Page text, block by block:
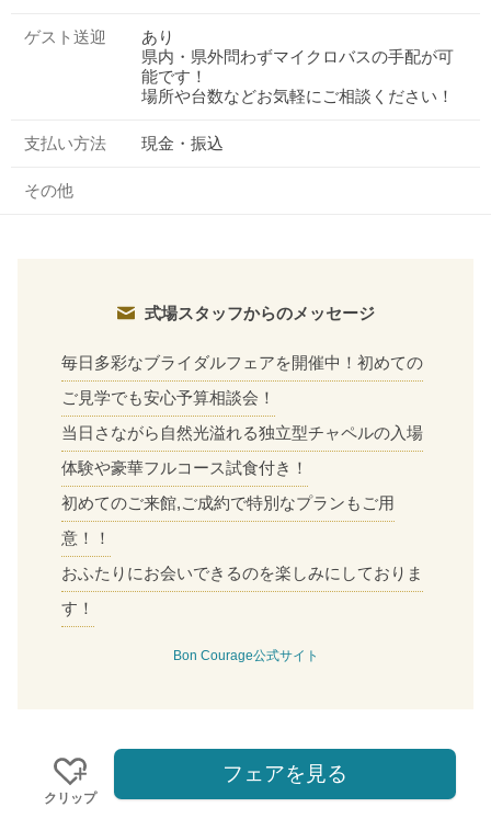
ゲスト送迎
あり
県内・県外問わずマイクロバスの手配が可
能です！
場所や台数などお気軽にご相談ください！
支払い方法 現金・振込
その他
式場スタッフからのメッセージ
毎日多彩なブライダルフェアを開催中！初めての
ご見学でも安心予算相談会！
当日さながら自然光溢れる独立型チャペルの入場
体験や豪華フルコース試食付き！
初めてのご来館,ご成約で特別なプランもご用
意！！
おふたりにお会いできるのを楽しみにしておりま
す！
Bon Courage公式サイト
クリップ
フェアを見る